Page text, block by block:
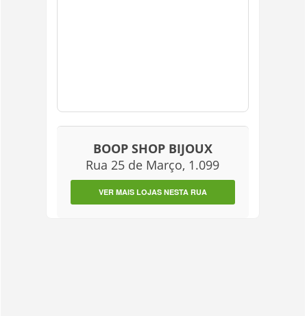
BOOP SHOP BIJOUX
Rua 25 de Março, 1.099
VER MAIS LOJAS NESTA RUA